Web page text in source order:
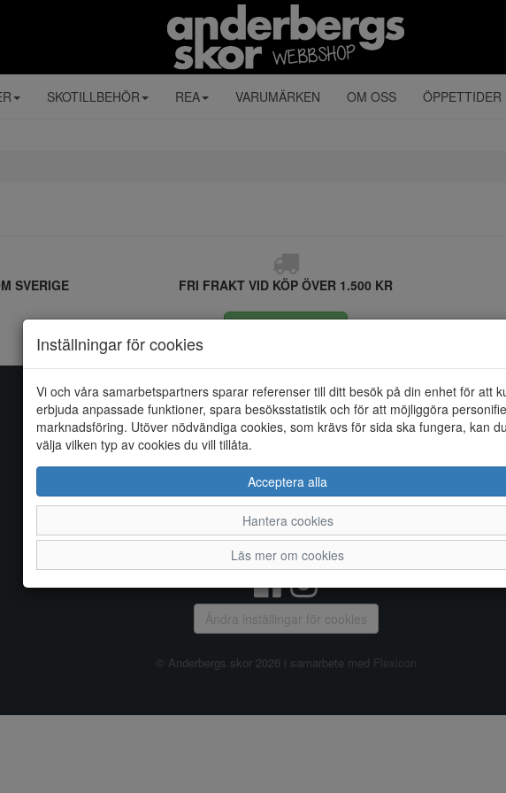
SKOTILLBEHÖR REA VARUMÄRKEN OM OSS ÖPPETTIDER
SVERIGE FRI FRAKT VID KÖP ÖVER 1.500 KR
Inställningar för cookies
Vi och våra samarbetspartners sparar referenser till ditt besök på din enhet för att
erbjuda anpassade funktioner, spara besöksstatistik och för att möjliggöra
marknadsföring. Utöver nödvändiga cookies, som krävs för sida ska fungera, kan
välja vilken typ av cookies du vill tillåta.
Acceptera alla
Hantera cookies
Läs mer om cookies
Allmänt
Om oss
Öppettider
432
Ändra inställingar för cookies
© Anderbergs skor 2026 i samarbete med Flexicon